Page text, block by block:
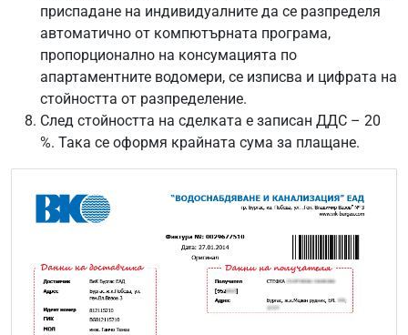
приспадане на индивидуалните да се разпределя
автоматично от компютърната програма,
пропорционално на консумацията по
апартаментните водомери, се изписва и цифрата на
стойността от разпределение.
След стойността на сделката е записан ДДС – 20
%. Така се оформя крайната сума за плащане.